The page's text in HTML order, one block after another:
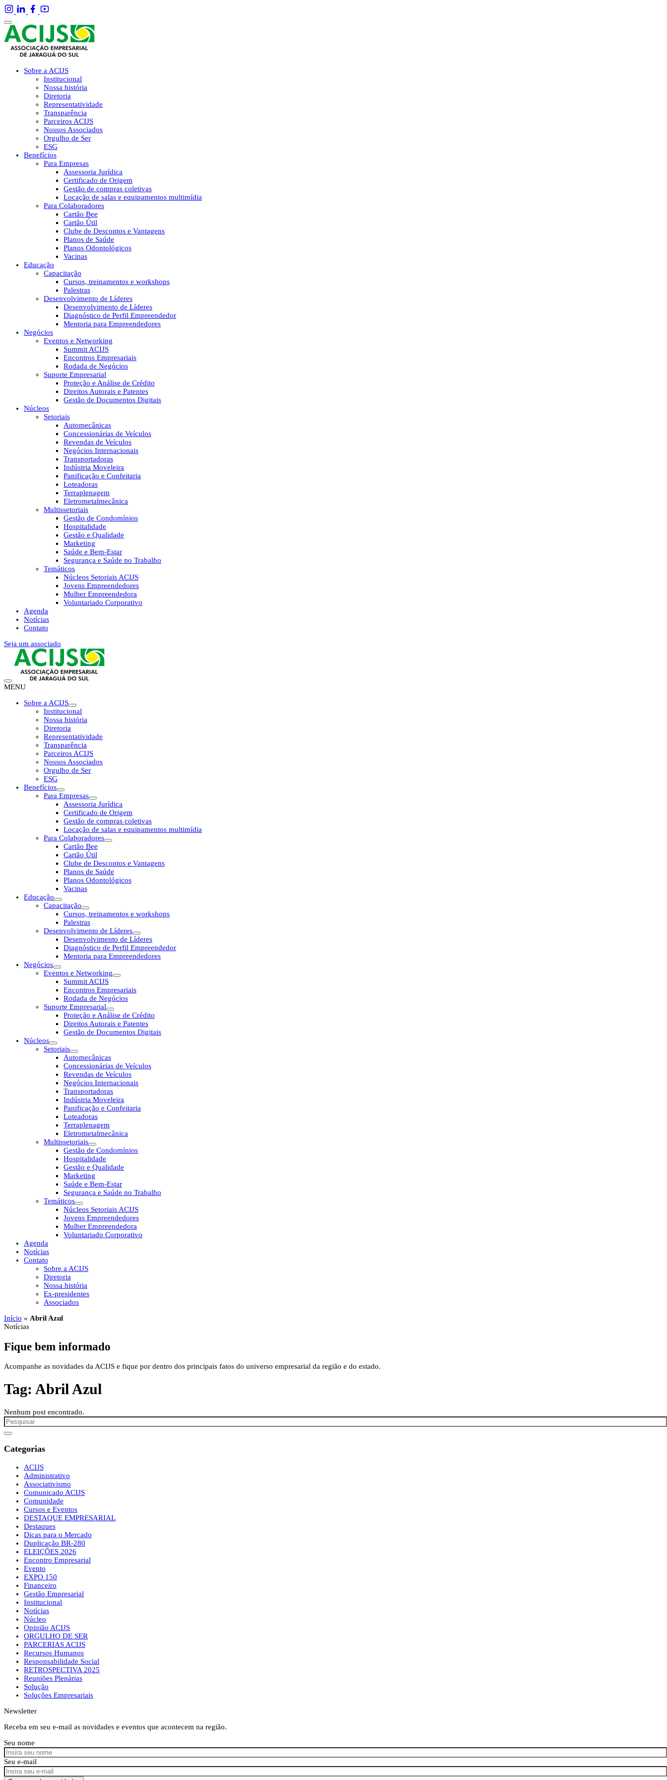
Sobre a ACIJS
Institucional
Nossa história
Diretoria
Representatividade
Transparência
Parceiros ACIJS
Nossos Associados
Orgulho de Ser
ESG
Benefícios
Para Empresas
Assessoria Jurídica
Certificado de Origem
Gestão de compras coletivas
Locação de salas e equipamentos multimídia
Para Colaboradores
Cartão Bee
Cartão Útil
Clube de Descontos e Vantagens
Planos de Saúde
Planos Odontológicos
Vacinas
Educação
Capacitação
Cursos, treinamentos e workshops
Palestras
Desenvolvimento de Líderes
Desenvolvimento de Líderes
Diagnóstico de Perfil Empreendedor
Mentoria para Empreendedores
Negócios
Eventos e Networking
Summit ACIJS
Encontros Empresariais
Rodada de Negócios
Suporte Empresarial
Proteção e Análise de Crédito
Direitos Autorais e Patentes
Gestão de Documentos Digitais
Núcleos
Setoriais
Automecânicas
Concessionárias de Veículos
Revendas de Veículos
Negócios Internacionais
Transportadoras
Indústria Moveleira
Panificação e Confeitaria
Loteadoras
Terraplenagem
Eletrometalmecânica
Multissetoriais
Gestão de Condomínios
Hospitalidade
Gestão e Qualidade
Marketing
Saúde e Bem-Estar
Segurança e Saúde no Trabalho
Temáticos
Núcleos Setoriais ACIJS
Jovens Empreendedores
Mulher Empreendedora
Voluntariado Corporativo
Agenda
Notícias
Contato
Seja um associado
MENU
Sobre a ACIJS
Institucional
Nossa história
Diretoria
Representatividade
Transparência
Parceiros ACIJS
Nossos Associados
Orgulho de Ser
ESG
Benefícios
Para Empresas
Assessoria Jurídica
Certificado de Origem
Gestão de compras coletivas
Locação de salas e equipamentos multimídia
Para Colaboradores
Cartão Bee
Cartão Útil
Clube de Descontos e Vantagens
Planos de Saúde
Planos Odontológicos
Vacinas
Educação
Capacitação
Cursos, treinamentos e workshops
Palestras
Desenvolvimento de Líderes
Desenvolvimento de Líderes
Diagnóstico de Perfil Empreendedor
Mentoria para Empreendedores
Negócios
Eventos e Networking
Summit ACIJS
Encontros Empresariais
Rodada de Negócios
Suporte Empresarial
Proteção e Análise de Crédito
Direitos Autorais e Patentes
Gestão de Documentos Digitais
Núcleos
Setoriais
Automecânicas
Concessionárias de Veículos
Revendas de Veículos
Negócios Internacionais
Transportadoras
Indústria Moveleira
Panificação e Confeitaria
Loteadoras
Terraplenagem
Eletrometalmecânica
Multissetoriais
Gestão de Condomínios
Hospitalidade
Gestão e Qualidade
Marketing
Saúde e Bem-Estar
Segurança e Saúde no Trabalho
Temáticos
Núcleos Setoriais ACIJS
Jovens Empreendedores
Mulher Empreendedora
Voluntariado Corporativo
Agenda
Notícias
Contato
Sobre a ACIJS
Diretoria
Nossa história
Ex-presidentes
Associados
Início » Abril Azul
Notícias
Fique bem informado
Acompanhe as novidades da ACIJS e fique por dentro dos principais fatos do universo empresarial da região e do estado.
Tag: Abril Azul
Nenhum post encontrado.
Categorias
ACIJS
Administrativo
Associativismo
Comunicado ACIJS
Comunidade
Cursos e Eventos
DESTAQUE EMPRESARIAL
Destaques
Dicas para o Mercado
Duplicação BR-280
ELEIÇÕES 2026
Encontro Empresarial
Evento
EXPO 150
Financeiro
Gestão Empresarial
Institucional
Notícias
Núcleo
Opinião ACIJS
ORGULHO DE SER
PARCERIAS ACIJS
Recursos Humanos
Responsabilidade Social
RETROSPECTIVA 2025
Reuniões Plenárias
Solução
Soluções Empresariais
Newsletter
Receba em seu e-mail as novidades e eventos que acontecem na região.
Seu nome
Seu e-mail